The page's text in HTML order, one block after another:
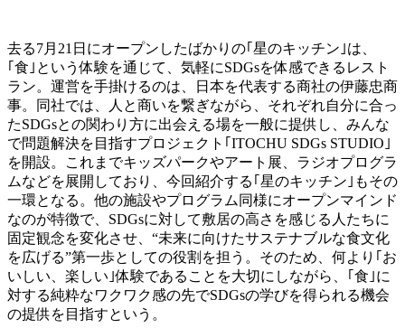
去る7月21日にオープンしたばかりの｢星のキッチン｣は、
｢食｣という体験を通じて、気軽にSDGsを体感できるレスト
ラン。運営を手掛けるのは、日本を代表する商社の伊藤忠商
事。同社では、人と商いを繋ぎながら、それぞれ自分に合っ
たSDGsとの関わり方に出会える場を一般に提供し、みんな
で問題解決を目指すプロジェクト｢ITOCHU SDGs STUDIO｣
を開設。これまでキッズパークやアート展、ラジオプログラ
ムなどを展開しており、今回紹介する｢星のキッチン｣もその
一環となる。他の施設やプログラム同様にオープンマインド
なのが特徴で、SDGsに対して敷居の高さを感じる人たちに
固定観念を変化させ、“未来に向けたサステナブルな食文化
を広げる”第一歩としての役割を担う。そのため、何より｢お
いしい、楽しい｣体験であることを大切にしながら、｢食｣に
対する純粋なワクワク感の先でSDGsの学びを得られる機会
の提供を目指すという。